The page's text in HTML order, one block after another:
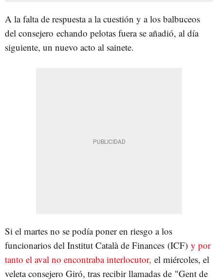
A la falta de respuesta a la cuestión y a los balbuceos
del consejero echando pelotas fuera se añadió, al día
siguiente, un nuevo acto al sainete.
Si el martes no se podía poner en riesgo a los
funcionarios del Institut Català de Finances (ICF) y por
tanto el aval no encontraba interlocutor, el miércoles, el
veleta consejero Giró, tras recibir llamadas de "Gent de